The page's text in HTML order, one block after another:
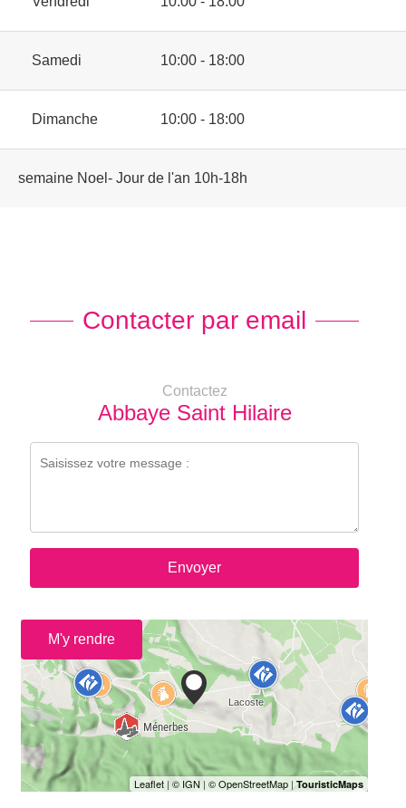
Samedi 10:00 - 18:00
Dimanche 10:00 - 18:00
semaine Noel- Jour de l'an 10h-18h
Contacter par email
Contactez
Abbaye Saint Hilaire
Envoyer
M'y rendre